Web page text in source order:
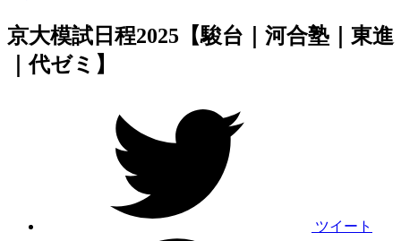
京大模試日程2025【駿台｜河合塾｜東進
｜代ゼミ】
ツイート